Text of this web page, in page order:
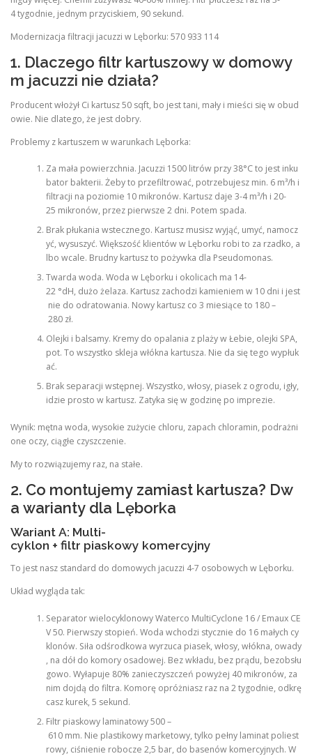
4 tygodnie, jednym przyciskiem, 90 sekund.
Modernizacja filtracji jacuzzi w Lęborku: 570 933 114
1. Dlaczego filtr kartuszowy w domowy
m jacuzzi nie działa?
Producent włożył Ci kartusz 50 sqft, bo jest tani, mały i mieści się w obud
owie. Nie dlatego, że jest dobry.
Problemy z kartuszem w warunkach Lęborka:
Za mała powierzchnia. Jacuzzi 1500 litrów przy 38°C to jest inku
bator bakterii. Żeby to przefiltrować, potrzebujesz min. 6 m³/h i
filtracji na poziomie 10 mikronów. Kartusz daje 3-4 m³/h i 20-
25 mikronów, przez pierwsze 2 dni. Potem spada.
Brak płukania wstecznego. Kartusz musisz wyjąć, umyć, namocz
yć, wysuszyć. Większość klientów w Lęborku robi to za rzadko, a
lbo wcale. Brudny kartusz to pożywka dla Pseudomonas.
Twarda woda. Woda w Lęborku i okolicach ma 14-
22 °dH, dużo żelaza. Kartusz zachodzi kamieniem w 10 dni i jest
nie do odratowania. Nowy kartusz co 3 miesiące to 180 –
280 zł.
Olejki i balsamy. Kremy do opalania z plaży w Łebie, olejki SPA,
pot. To wszystko skleja włókna kartusza. Nie da się tego wypłuk
ać.
Brak separacji wstępnej. Wszystko, włosy, piasek z ogrodu, igły,
idzie prosto w kartusz. Zatyka się w godzinę po imprezie.
Wynik: mętna woda, wysokie zużycie chloru, zapach chloramin, podrażni
one oczy, ciągłe czyszczenie.
My to rozwiązujemy raz, na stałe.
2. Co montujemy zamiast kartusza? Dw
a warianty dla Lęborka
Wariant A: Multi-
cyklon + filtr piaskowy komercyjny
To jest nasz standard do domowych jacuzzi 4-7 osobowych w Lęborku.
Układ wygląda tak:
Separator wielocyklonowy Waterco MultiCyclone 16 / Emaux CE
V 50. Pierwszy stopień. Woda wchodzi stycznie do 16 małych cy
klonów. Siła odśrodkowa wyrzuca piasek, włosy, włókna, owady
, na dół do komory osadowej. Bez wkładu, bez prądu, bezobsłu
gowo. Wyłapuje 80% zanieczyszczeń powyżej 40 mikronów, za
nim dojdą do filtra. Komorę opróżniasz raz na 2 tygodnie, odkrę
casz kurek, 5 sekund.
Filtr piaskowy laminatowy 500 –
610 mm. Nie plastikowy marketowy, tylko pełny laminat poliest
rowy, ciśnienie robocze 2,5 bar, do basenów komercyjnych. W